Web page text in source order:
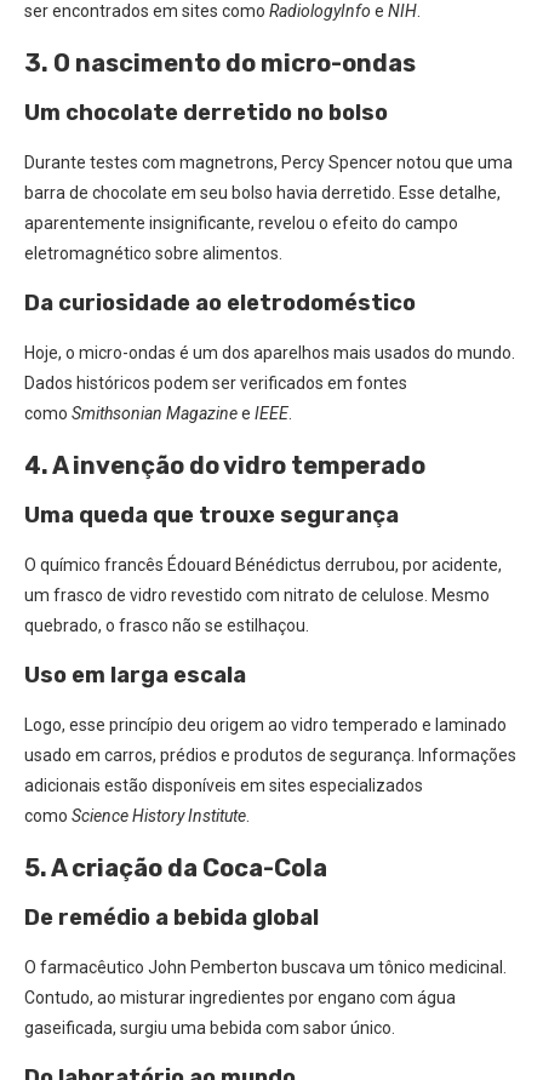
ser encontrados em sites como RadiologyInfo e NIH
3. O nascimento do micro-ondas
Um chocolate derretido no bolso
Durante testes com magnetrons, Percy Spencer notou que uma
barra de chocolate em seu bolso havia derretido. Esse detalhe,
aparentemente insignificante, revelou o efeito do campo
eletromagnético sobre alimentos.
Da curiosidade ao eletrodoméstico
Hoje, o micro-ondas é um dos aparelhos mais usados do mundo.
Dados históricos podem ser verificados em fontes
como Smithsonian Magazinee IEEE.
4. A invenção do vidro temperado
Uma queda que trouxe segurança
O químico francês Édouard Bénédictus derrubou, por acidente,
um frasco de vidro revestido com nitrato de celulose. Mesmo
quebrado, o frasco não se estilhaçou.
Uso em larga escala
Logo, esse princípio deu origem ao vidro temperado e laminado
usado em carros, prédios e produtos de segurança. Informações
adicionais estão disponíveis em sites especializados
como Science History Institute
5. A criação da Coca-Cola
De remédio a bebida global
O farmacêutico John Pemberton buscava um tônico medicinal.
Contudo, ao misturar ingredientes por engano com água
gaseificada, surgiu uma bebida com sabor único.